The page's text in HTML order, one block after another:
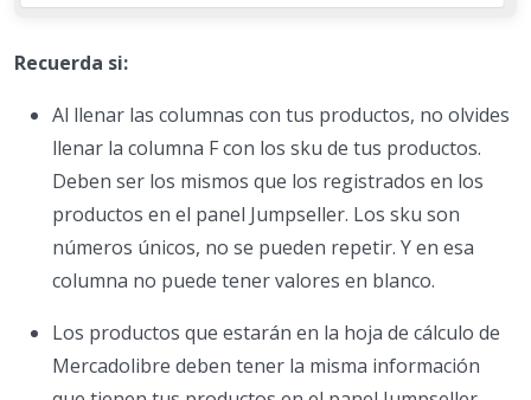
Recuerda si:
Al llenar las columnas con tus productos, no olvides
llenar la columna F con los sku de tus productos.
Deben ser los mismos que los registrados en los
productos en el panel Jumpseller. Los sku son
números únicos, no se pueden repetir. Y en esa
columna no puede tener valores en blanco.
Los productos que estarán en la hoja de cálculo de
Mercadolibre deben tener la misma información